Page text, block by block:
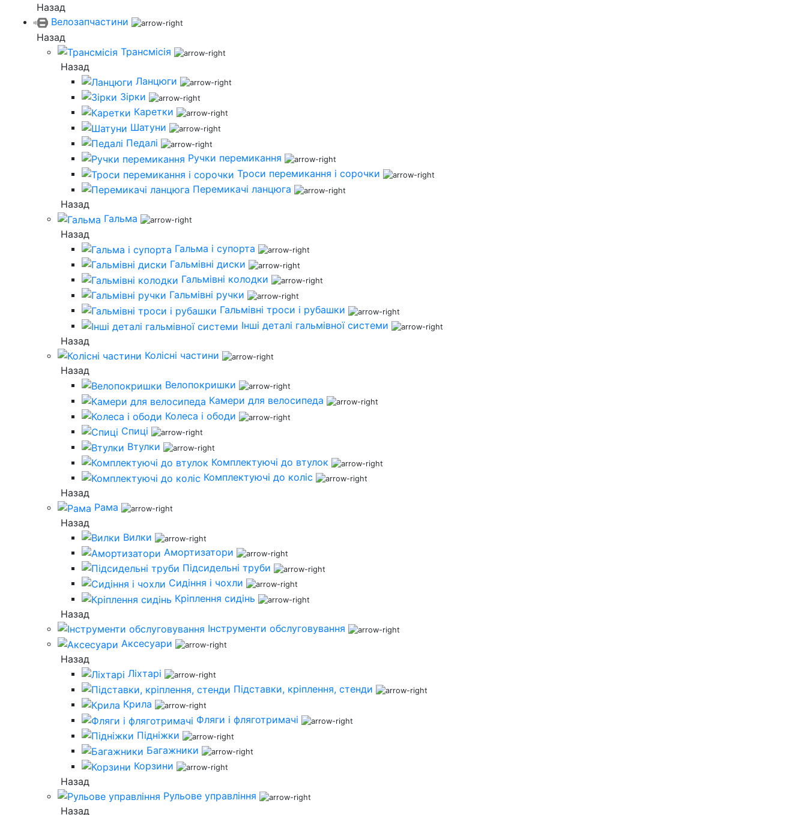
Назад
Велозапчастини
Назад
Трансмісія
Назад
Ланцюги
Зірки
Каретки
Шатуни
Педалі
Ручки перемикання
Троси перемикання і сорочки
Перемикачі ланцюга
Назад
Гальма
Назад
Гальма і супорта
Гальмівні диски
Гальмівні колодки
Гальмівні ручки
Гальмівні троси і рубашки
Інші деталі гальмівної системи
Назад
Колісні частини
Назад
Велопокришки
Камери для велосипеда
Колеса і ободи
Спиці
Втулки
Комплектуючі до втулок
Комплектуючі до коліс
Назад
Рама
Назад
Вилки
Амортизатори
Підсидельні труби
Сидіння і чохли
Кріплення сидінь
Назад
Інструменти обслуговування
Аксесуари
Назад
Ліхтарі
Підставки, кріплення, стенди
Крила
Фляги і фляготримачі
Підніжки
Багажники
Корзини
Назад
Рульове управління
Назад